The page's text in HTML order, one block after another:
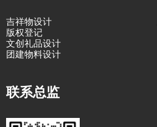
吉祥物设计
版权登记
文创礼品设计
团建物料设计
联系总监